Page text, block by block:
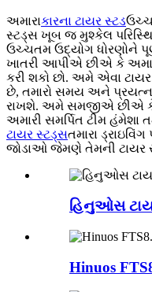
અમારાકારના ટાયર સ્ટડ
સ્ટડ્સ ખૂબ જ મુશ્કેલ
ઉચ્ચતમ ઉદ્યોગ ધોરણોને
ખાતરી આપીએ છીએ કે
કરી શકો છો. અમે એવા
છે, તમારો સમય અને પ્રયત્ન
રાખશે. અમે સમજીએ છીએ કે
અમારી સમર્પિત ટીમ હંમેશા
ટાયર સ્ટડ્સતમારા
જોડાઓ જેમણે તેમની ટાયર
હિનુઓસ
Hinuos